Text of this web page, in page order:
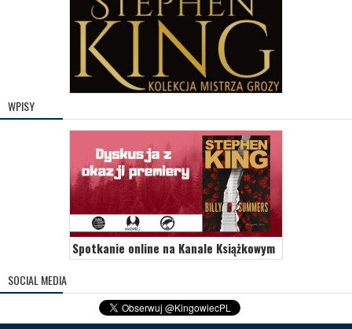
WPISY
Spotkanie online na Kanale Książkowym
SOCIAL MEDIA